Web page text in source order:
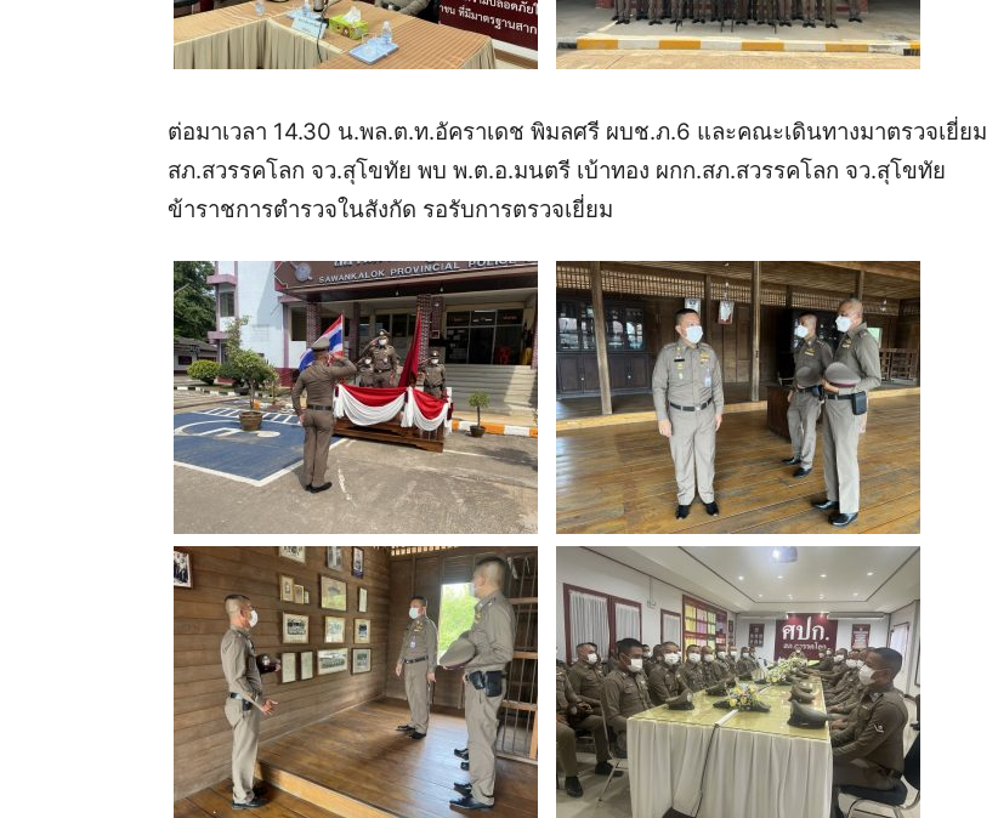
ต่อมาเวลา 14.30 น.พล.ต.ท.อัคราเดช พิมลศรี ผบช.ภ.6 และคณะเดินทางมาตรวจเยี่ยม
สภ.สวรรคโลก จว.สุโขทัย พบ พ.ต.อ.มนตรี เบ้าทอง ผกก.สภ.สวรรคโลก จว.สุโขทัย
ข้าราชการตำรวจในสังกัด รอรับการตรวจเยี่ยม